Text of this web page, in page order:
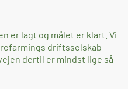
er lagt og målet er klart. Vi
driftsselskab
dertil er mindst lige så